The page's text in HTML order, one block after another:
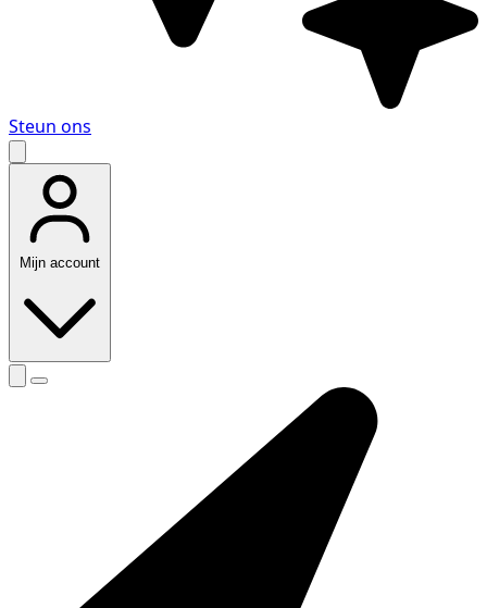
Steun ons
Mijn account